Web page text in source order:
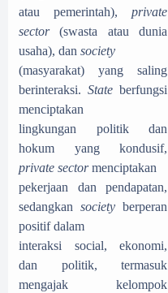
atau pemerintah), private
sector(swasta atau dunia
usaha), dan society
(masyarakat) yang saling
berinteraksi. State berfungsi
menciptakan
lingkungan politik dan
hokum yang kondusif,
private sectormenciptakan
pekerjaan dan pendapatan,
sedangkan society berperan
positif dalam
interaksi social, ekonomi,
dan politik, termasuk
mengajak kelompok